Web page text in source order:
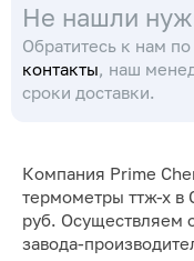
Не нашли
Обратитесь к нам
контакты, наш
сроки доставки.
Компания Prime
термометры ттж-х в
руб. Осуществляем
завода-